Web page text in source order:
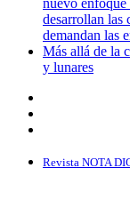
nuevo enfoque
desarrollan las
demandan las
Más allá de la
y lunares
Revista NOTA